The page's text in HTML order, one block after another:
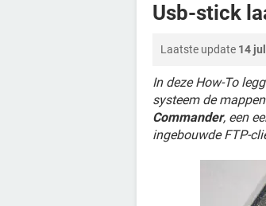
Usb-stick
Laatste update 14
In deze How-To
systeem de
Commander, een
ingebouwde FTP-